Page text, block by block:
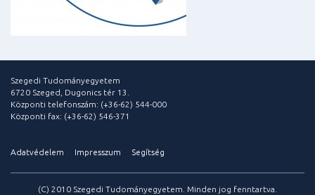
Szegedi Tudományegyetem
6720 Szeged, Dugonics tér 13.
Központi telefonszám: (+36-62) 544-000
Központi fax: (+36-62) 546-371
Adatvédelem Impresszum Segítség
(C) 2010 Szegedi Tudományegyetem. Minden jog fenntartva.